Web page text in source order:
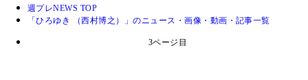
週プレNEWS TOP
「ひろゆき （西村博之）」のニュース・画像・動画・記事一覧
3ページ目